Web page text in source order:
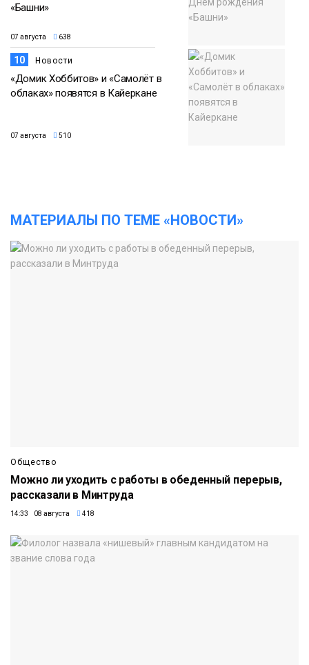
«Башни»
07 августа 638
10 Новости
«Домик Хоббитов» и «Самолёт в
облаках» появятся в Кайеркане
07 августа 510
МАТЕРИАЛЫ ПО ТЕМЕ «НОВОСТИ»
Общество
Можно ли уходить с работы в обеденный перерыв,
рассказали в Минтруда
14:33 08 августа 418